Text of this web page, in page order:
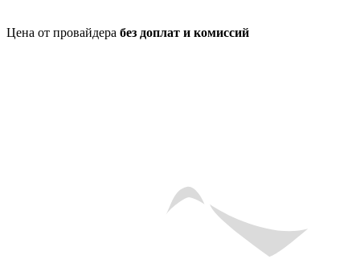
Цена от провайдера без доплат и комиссий